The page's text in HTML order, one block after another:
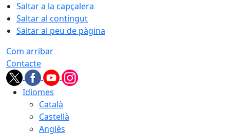
Saltar a la capçalera
Saltar al contingut
Saltar al peu de pàgina
Com arribar
Contacte
Idiomes
Català
Castellà
Anglès